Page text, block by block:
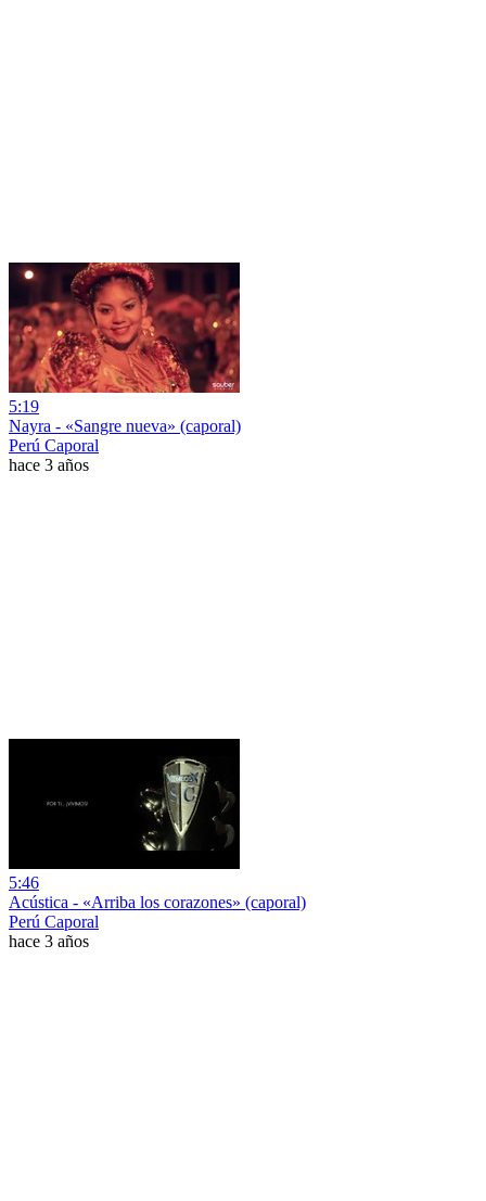
5:19
Nayra - «Sangre nueva» (caporal)
Perú Caporal
hace 3 años
5:46
Acústica - «Arriba los corazones» (caporal)
Perú Caporal
hace 3 años